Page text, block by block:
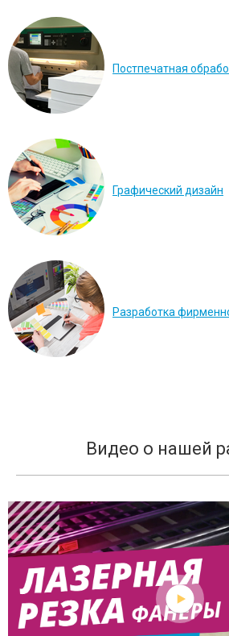
Постпечатная
Графический дизайн
Разработка
Видео о нашей